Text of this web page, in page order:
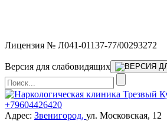
Лицензия № Л041-01137-77/00293272
Версия для слабовидящих
+79604426420
Адрес: Звенигород, ул. Московская, 12